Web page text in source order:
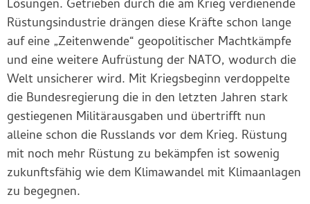
Lösungen. Getrieben durch die am Krieg verdienende
Rüstungsindustrie drängen diese Kräfte schon lange
auf eine „Zeitenwende“ geopolitischer Machtkämpfe
und eine weitere Aufrüstung der NATO, wodurch die
Welt unsicherer wird. Mit Kriegsbeginn verdoppelte
die Bundesregierung die in den letzten Jahren stark
gestiegenen Militärausgaben und übertrifft nun
alleine schon die Russlands vor dem Krieg. Rüstung
mit noch mehr Rüstung zu bekämpfen ist sowenig
zukunftsfähig wie dem Klimawandel mit Klimaanlagen
zu begegnen.